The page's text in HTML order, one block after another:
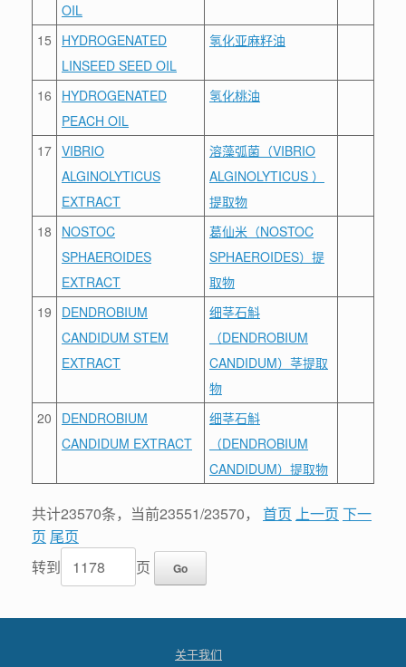
OIL
15
HYDROGENATED
LINSEED SEED OIL
氢化亚麻籽油
16
HYDROGENATED
PEACH OIL
氢化桃油
17 VIBRIO
ALGINOLYTICUS
EXTRACT
溶藻弧菌（VIBRIO
ALGINOLYTICUS ）
提取物
18
NOSTOC
SPHAEROIDES
EXTRACT
葛仙米（NOSTOC
SPHAEROIDES）提
取物
19
DENDROBIUM
CANDIDUM STEM
EXTRACT
细茎石斛
（DENDROBIUM
CANDIDUM）茎提取
物
20
DENDROBIUM
CANDIDUM EXTRACT
细茎石斛
（DENDROBIUM
CANDIDUM）提取物
共计23570条，当前23551/23570， 首页 上一页 下一
页 尾页
转到
页
关于我们